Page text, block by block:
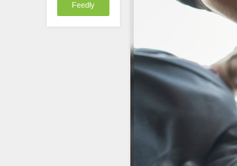
Feedly